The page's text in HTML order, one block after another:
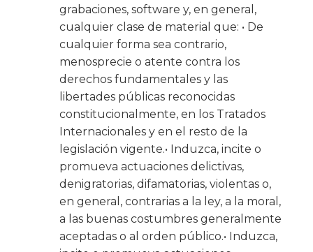
grabaciones, software y, en general,
cualquier clase de material que: • De
cualquier forma sea contrario,
menosprecie o atente contra los
derechos fundamentales y las
libertades públicas reconocidas
constitucionalmente, en los Tratados
Internacionales y en el resto de la
legislación vigente.• Induzca, incite o
promueva actuaciones delictivas,
denigratorias, difamatorias, violentas o,
en general, contrarias a la ley, a la moral,
a las buenas costumbres generalmente
aceptadas o al orden público.• Induzca,